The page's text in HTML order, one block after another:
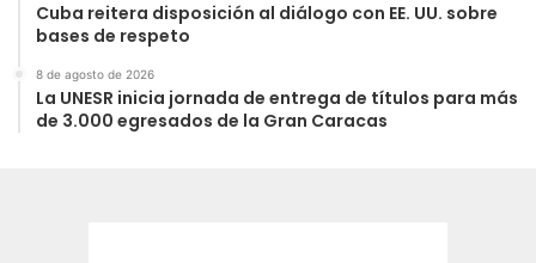
Cuba reitera disposición al diálogo con EE. UU. sobre
bases de respeto
8 de agosto de 2026
La UNESR inicia jornada de entrega de títulos para más
de 3.000 egresados de la Gran Caracas